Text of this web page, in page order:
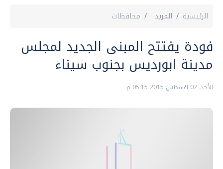
الرئيسية المزيد محافظات
فودة يفتتح المبنى الجديد لمجلس
مدينة ابورديس بجنوب سيناء
الأحد، 02 اغسطس 2015 05:15 م